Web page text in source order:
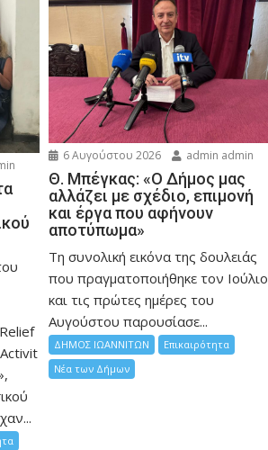
6 Αυγούστου 2026 admin admin
Θ. Μπέγκας: «Ο Δήμος μας
αλλάζει με σχέδιο, επιμονή
και έργα που αφήνουν
αποτύπωμα»
Τη συνολική εικόνα της δουλειάς
που πραγματοποιήθηκε τον Ιούλιο
και τις πρώτες ημέρες του
Αυγούστου παρουσίασε...
ΔΗΜΟΣ ΙΩΑΝΝΙΤΩΝ
Επικαιρότητα
Νέα των Δήμων